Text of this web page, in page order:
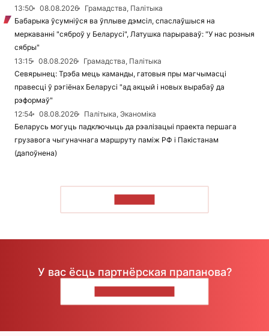
13:50
08.08.2026
Грамадства, Палітыка
Бабарыка ўсумніўся ва ўплыве дэмсіл, спаслаўшыся на
меркаванні "сяброў у Беларусі", Латушка парыраваў: "У нас розныя
сябры"
13:15
08.08.2026
Грамадства, Палітыка
Севярынец: Трэба мець каманды, гатовыя пры магчымасці
правесці ў рэгіёнах Беларусі "ад акцый і новых вырабаў да
рэформаў"
12:54
08.08.2026
Палітыка, Эканоміка
Беларусь могуць падключыць да рэалізацыі праекта першага
грузавога чыгуначнага маршруту паміж РФ і Пакістанам
(дапоўнена)
У вас ёсць партнёрская прапанова?